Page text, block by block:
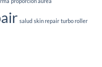
salud skin repair turbo roller